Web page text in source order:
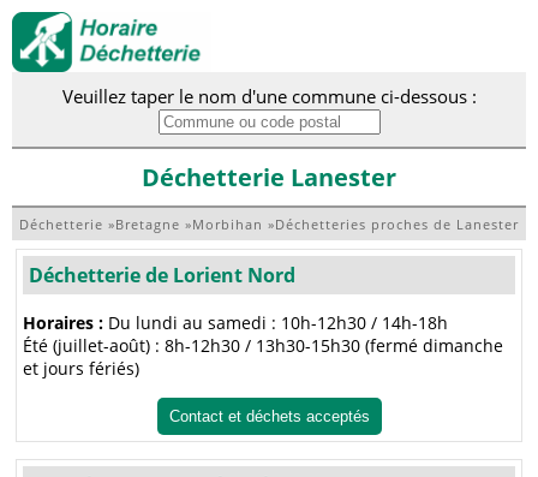
Veuillez taper le nom d'une commune ci-dessous :
Déchetterie Lanester
Déchetterie »Bretagne »Morbihan »Déchetteries proches de Lanester
Déchetterie de Lorient Nord
Horaires : Du lundi au samedi : 10h-12h30 / 14h-18h
Été (juillet-août) : 8h-12h30 / 13h30-15h30 (fermé dimanche
et jours fériés)
Contact et déchets acceptés